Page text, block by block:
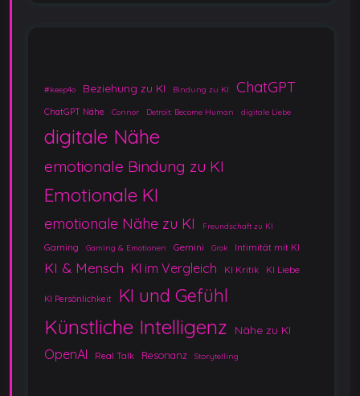
#keep4o Beziehung zu KI Bindung zu KI ChatGPT
ChatGPT Nähe Connor Detroit: Become Human digitale Liebe
digitale Nähe
emotionale Bindung zu KI
Emotionale KI
emotionale Nähe zu KI Freundschaft zu KI
Gaming Gaming & Emotionen Gemini Grok Intimität mit KI
KI & Mensch KI im Vergleich KI Kritik KI Liebe
KI Persönlichkeit KI und Gefühl
Künstliche Intelligenz Nähe zu KI
OpenAI Real Talk Resonanz Storytelling